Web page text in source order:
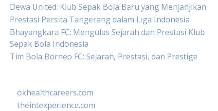
Dewa United: Klub Sepak Bola Baru yang Menjanjikan
Prestasi Persita Tangerang dalam Liga Indonesia
Bhayangkara FC: Mengulas Sejarah dan Prestasi Klub
Sepak Bola Indonesia
Tim Bola Borneo FC: Sejarah, Prestasi, dan Prestige
okhealthcareers.com
theintexperience.com